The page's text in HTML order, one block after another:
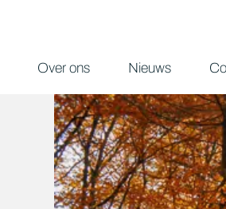
Over ons Nieuws